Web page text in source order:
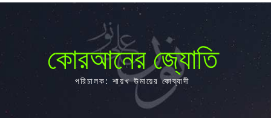
কোরআনের জ্যোতি
পরিচালক: শায়খ উমায়ের কোব্বাদী